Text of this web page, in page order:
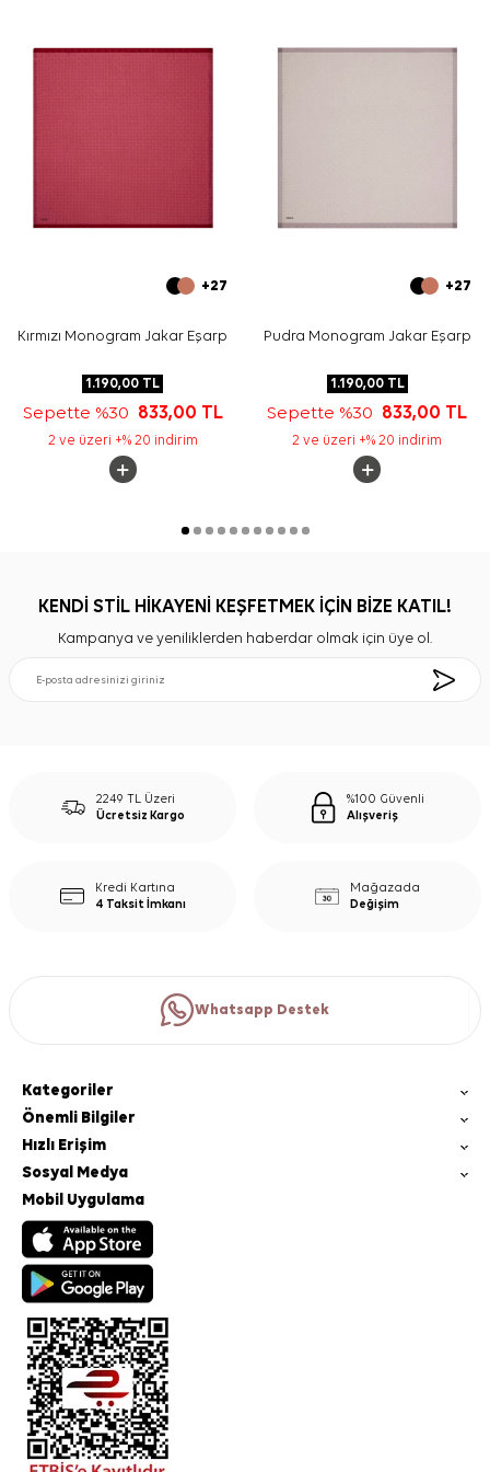
İpek Eşarp Şampuanı
+27
Kırmızı Monogram Jakar Eşarp
1.190,00 TL
Sepette %30 833,00 TL
2 ve üzeri +% 20 indirim
+27
Pudra Monogram Jakar Eşarp
1.190,00TL
Sepette %30 833,00 TL
2 ve üzeri +% 20 indirim
KENDİ STİL HİKAYENİ KEŞFETMEK İÇİN BİZE KATIL!
Kampanya ve yeniliklerden haberdar olmak için üye ol.
2249 TL Üzeri
Ücretsiz Kargo
%100 Güvenli
Alışveriş
Kredi Kartına
4 Taksit İmkanı
Mağazada
Değişim
Whatsapp Destek
Kategoriler
Önemli Bilgiler
Hızlı Erişim
Sosyal Medya
Mobil Uygulama